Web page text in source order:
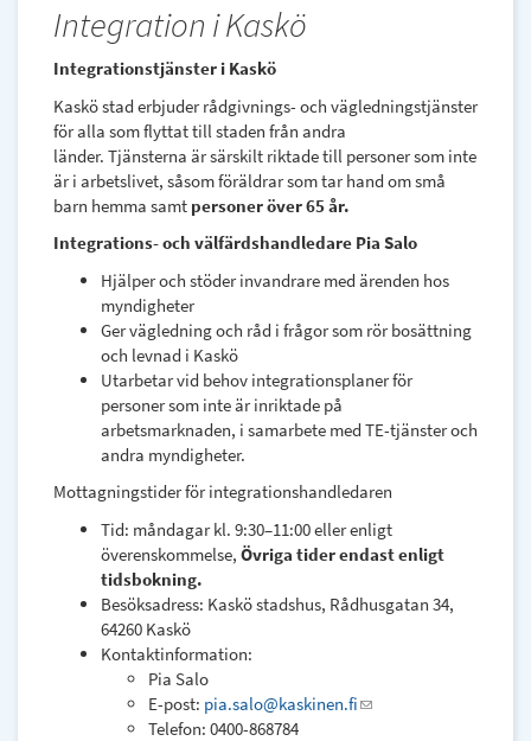
Integration i Kaskö
Integrationstjänster i Kaskö
Kaskö stad erbjuder rådgivnings- och vägledningstjänster
för alla som flyttat till staden från andra
länder. Tjänsterna är särskilt riktade till personer som inte
är i arbetslivet, såsom föräldrar som tar hand om små
barn hemma samt personer över 65 år.
Integrations- och välfärdshandledare Pia Salo
Hjälper och stöder invandrare med ärenden hos
myndigheter
Ger vägledning och råd i frågor som rör bosättning
och levnad i Kaskö
Utarbetar vid behov integrationsplaner för
personer som inte är inriktade på
arbetsmarknaden, i samarbete med TE-tjänster och
andra myndigheter.
Mottagningstider för integrationshandledaren
Tid: måndagar kl. 9:30–11:00 eller enligt
överenskommelse, Övriga tider endast enligt
tidsbokning.
Besöksadress: Kaskö stadshus, Rådhusgatan 34,
64260 Kaskö
Kontaktinformation:
Pia Salo
E-post: pia.salo@kaskinen.fi(link
Telefon: 0400-868784